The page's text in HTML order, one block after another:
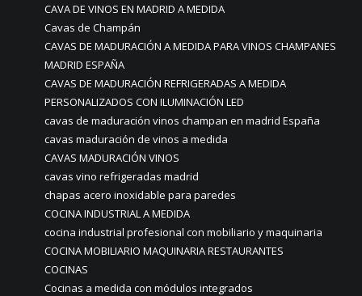
CAVA DE VINOS EN MADRID A MEDIDA
Cavas de Champán
CAVAS DE MADURACIÓN A MEDIDA PARA VINOS CHAMPANES
MADRID ESPAÑA
CAVAS DE MADURACIÓN REFRIGERADAS A MEDIDA
PERSONALIZADOS CON ILUMINACIÓN LED
cavas de maduración vinos champan en madrid España
cavas maduración de vinos a medida
CAVAS MADURACIÓN VINOS
cavas vino refrigeradas madrid
chapas acero inoxidable para paredes
COCINA INDUSTRIAL A MEDIDA
cocina industrial profesional con mobiliario y maquinaria
COCINA MOBILIARIO MAQUINARIA RESTAURANTES
COCINAS
Cocinas a medida con módulos integrados